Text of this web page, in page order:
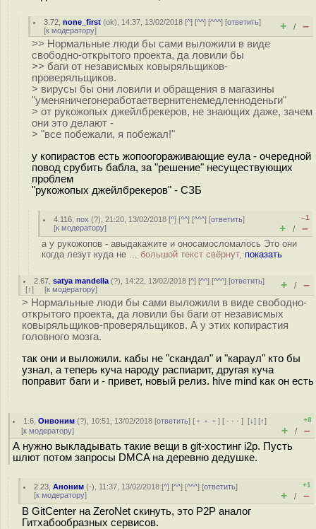
3.72 ,none_first (ok), 14:37, 13/02/2018 [^] [^^] [^^^] [ответить]
[к модератору] + / –
>> Нормальные люди бы сами выложили в виде
свободно-открытого проекта, да ловили бы
>> баги от независмых ковыряльщиков-
проверяльщиков.
> вирусы бы они ловили и обращения в магазины
"уменяничегонеработаетвернитенемедленноденьги"
> от рукожопых джейлбрекеров, не знающих даже, зачем
они это делают -
> "все побежали, я побежал!"
у копирастов есть жопоогораживающие еула - очередной
повод срубить бабла, за "решение" несуществующих
проблем
"рукожопых джейлбрекеров" - СЗБ
4.116 ,пох (?), 21:20, 13/02/2018 [^] [^^] [^^^] [ответить]
[к модератору]
–1
+ / –
а у рукожопов - авыдакажите и оносамосломалось Это они
когда лезут куда не ... большой текст свёрнут, показать
2.67 ,satya mandella (?), 14:22, 13/02/2018 [^] [^^] [^^^] [ответить]
[↑] [к модератору] + / –
> Нормальные люди бы сами выложили в виде свободно-
открытого проекта, да ловили бы баги от независмых
ковыряльщиков-проверяльщиков. А у этих копирастия
головного мозга.
так они и выложили. кабы не "скандал" и "караул" кто бы
узнал, а теперь куча народу распиарит, другая куча
поправит баги и - привет, новый релиз. hive mind как он есть
1.6 ,Онвоним (?), 10:51, 13/02/2018 [ответить] [ ﹢﹢﹢] [ · · ·][↓] [↑]
[к модератору]
+8
+ / –
А нужно выкладывать такие вещи в git-хостинг i2p. Пусть
шлют потом запросы DMCA на деревню дедушке.
2.23 ,Аноним (-), 11:37, 13/02/2018 [^] [^^] [^^^] [ответить]
[к модератору]
+1
+ / –
В GitCenter на ZeroNet скинуть, это P2P аналог
Гитхабообразных сервисов.